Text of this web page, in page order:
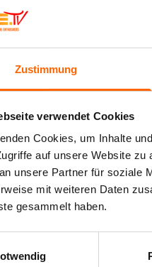
Zustimmung
verwendet Cookies
Cookies, um Inhalte
auf unsere Website
unsere Partner für soziale
mit weiteren Daten
gesammelt haben.
Seit dem Kindesalter
Leidenschaft Downhill: